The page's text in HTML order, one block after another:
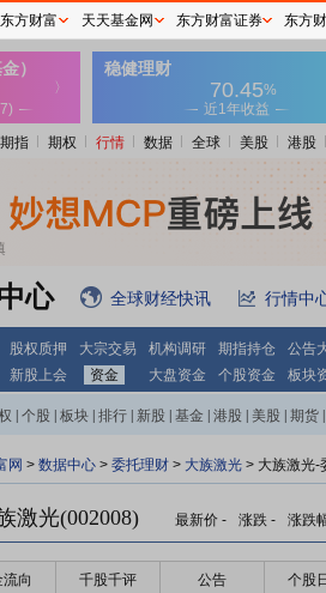
期指 期权 行情 数据 全球 美股 港股
心 全球财经快讯 行情中
股权质押 大宗交易 机构调研 期指持仓
公告
新股上会 资金 大盘资金 个股资金 板块
个股 板块 排行 新股 基金 港股 美股 期货
网 > 数据中心 > 委托理财 > 大族激光 > 大族激光-
激光(002008) 最新价 - 涨跌 - 涨跌
流向 千股千评 公告 个股
东方财富 天天基金网 东方财富证券 东方